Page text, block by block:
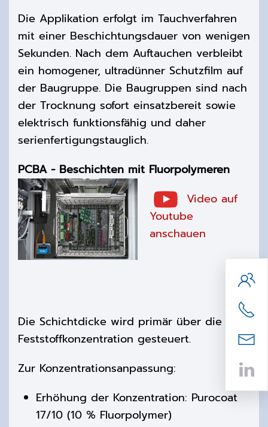
Die Applikation erfolgt im Tauchverfahren
mit einer Beschichtungsdauer von wenigen
Sekunden. Nach dem Auftauchen verbleibt
ein homogener, ultradünner Schutzfilm auf
der Baugruppe. Die Baugruppen sind nach
der Trocknung sofort einsatzbereit sowie
elektrisch funktionsfähig und daher
serienfertigungstauglich.
PCBA - Beschichten mit Fluorpolymeren
Video auf
Youtube
anschauen
Die Schichtdicke wird primär über die
Feststoffkonzentration gesteuert.
Zur Konzentrationsanpassung:
Erhöhung der Konzentration: Purocoat
17/10 (10 % Fluorpolymer)